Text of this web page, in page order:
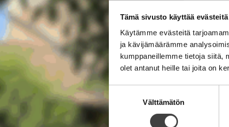
Tämä sivusto käyttää evästeitä
Käytämme evästeitä
ja kävijämäärämme
kumppaneillemme tietoja siitä,
olet antanut heille tai joita on
valinta
Välttämätön